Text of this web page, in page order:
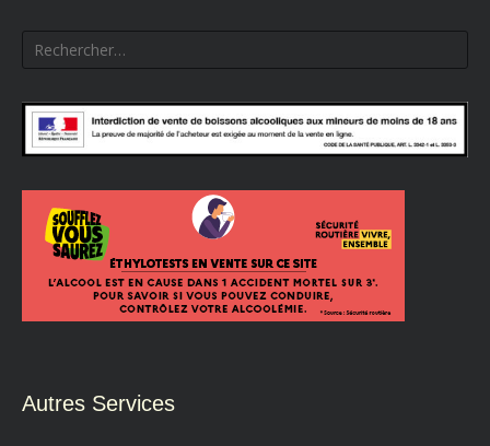
Rechercher :
Autres Services